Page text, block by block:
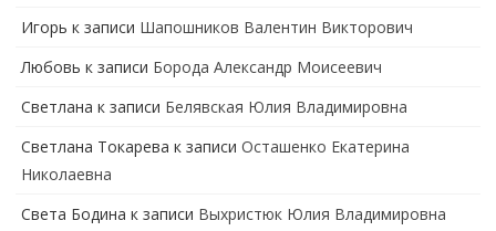
Игорь к записи Шапошников Валентин Викторович
Любовь к записи Борода Александр Моисеевич
Светлана к записи Белявская Юлия Владимировна
Cветлана Токарева к записи Осташенко Екатерина
Николаевна
Света Бодина к записи Выхристюк Юлия Владимировна